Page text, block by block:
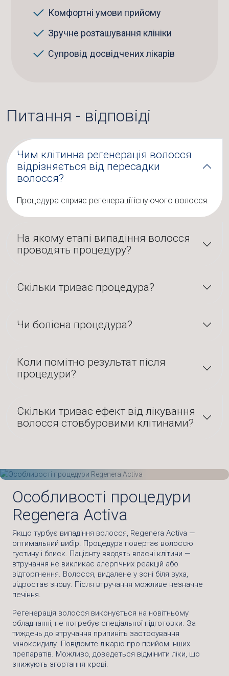
Комфортні умови прийому
Зручне розташування клініки
Супровід досвідчених лікарів
Питання - відповіді
Чим клітинна регенерація волосся
відрізняється від пересадки
волосся?
Процедура сприяє регенерації існуючого волосся.
На якому етапі випадіння волосся
проводять процедуру?
Скільки триває процедура?
Чи болісна процедура?
Коли помітно результат після
процедури?
Скільки триває ефект від лікування
волосся стовбуровими клітинами?
Особливості процедури
Regenera Activa
Якщо турбує випадіння волосся, Regenera Activa —
оптимальний вибір. Процедура повертає волоссю
густину і блиск. Пацієнту вводять власні клітини —
втручання не викликає алергічних реакцій або
відторгнення. Волосся, видалене у зоні біля вуха,
відростає знову. Після втручання можливе незначне
печіння.
Регенерація волосся виконується на новітньому
обладнанні, не потребує спеціальної підготовки. За
тиждень до втручання припиніть застосування
міноксидилу. Повідомте лікарю про прийом інших
препаратів. Можливо, доведеться відмінити ліки, що
знижують згортання крові.